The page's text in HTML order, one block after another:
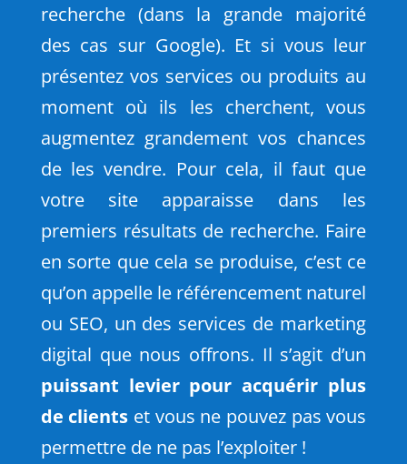
recherche (dans la grande majorité
des cas sur Google). Et si vous leur
présentez vos services ou produits au
moment où ils les cherchent, vous
augmentez grandement vos chances
de les vendre. Pour cela, il faut que
votre site apparaisse dans les
premiers résultats de recherche. Faire
en sorte que cela se produise, c’est ce
qu’on appelle le référencement naturel
ou SEO, un des services de marketing
digital que nous offrons. Il s’agit d’un
puissant levier pour acquérir plus
de clients et vous ne pouvez pas vous
permettre de ne pas l’exploiter !